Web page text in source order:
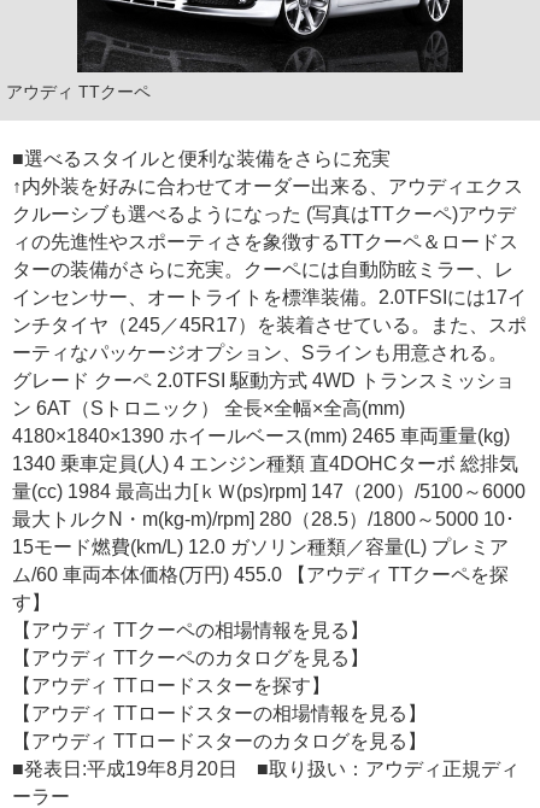
アウディ TTクーペ
■選べるスタイルと便利な装備をさらに充実
↑内外装を好みに合わせてオーダー出来る、アウディエクス
クルーシブも選べるようになった (写真はTTクーペ)アウデ
ィの先進性やスポーティさを象徴するTTクーペ＆ロードス
ターの装備がさらに充実。クーペには自動防眩ミラー、レ
インセンサー、オートライトを標準装備。2.0TFSIには17イ
ンチタイヤ（245／45R17）を装着させている。また、スポ
ーティなパッケージオプション、Sラインも用意される。
グレード クーペ 2.0TFSI 駆動方式 4WD トランスミッショ
ン 6AT（Sトロニック） 全長×全幅×全高(mm)
4180×1840×1390 ホイールベース(mm) 2465 車両重量(kg)
1340 乗車定員(人) 4 エンジン種類 直4DOHCターボ 総排気
量(cc) 1984 最高出力[ｋＷ(ps)rpm] 147（200）/5100～6000
最大トルクN・m(kg-m)/rpm] 280（28.5）/1800～5000 10･
15モード燃費(km/L) 12.0 ガソリン種類／容量(L) プレミア
ム/60 車両本体価格(万円) 455.0 【アウディ TTクーペを探
す】
【アウディ TTクーペの相場情報を見る】
【アウディ TTクーペのカタログを見る】
【アウディ TTロードスターを探す】
【アウディ TTロードスターの相場情報を見る】
【アウディ TTロードスターのカタログを見る】
■発表日:平成19年8月20日 ■取り扱い：アウディ正規ディ
ーラー